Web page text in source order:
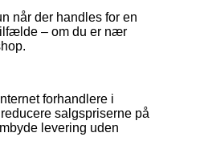
når der handles for en
– om du er nær
forhandlere i
salgspriserne på
levering uden